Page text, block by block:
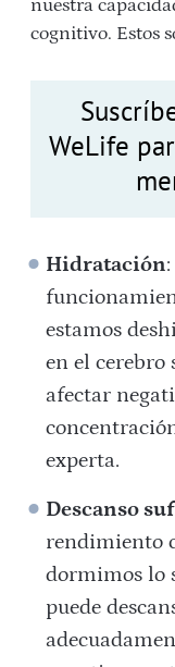
nuestra
cognitivo. Estos
WeLife
Hidratación
estamos
en el cerebro
afectar
experta.
Descanso
rendimiento
dormimos lo
puede